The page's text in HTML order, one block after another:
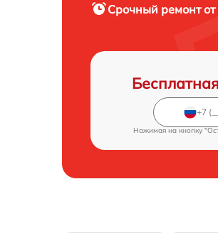
Срочный ремонт
Нажимая на кнопку